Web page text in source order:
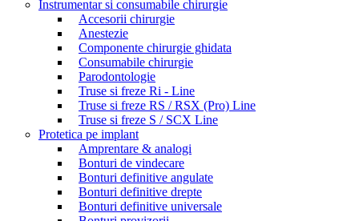
Instrumentar si consumabile chirurgie
Accesorii chirurgie
Anestezie
Componente chirurgie ghidata
Consumabile chirurgie
Parodontologie
Truse si freze Ri - Line
Truse si freze RS / RSX (Pro) Line
Truse si freze S / SCX Line
Protetica pe implant
Amprentare & analogi
Bonturi de vindecare
Bonturi definitive angulate
Bonturi definitive drepte
Bonturi definitive universale